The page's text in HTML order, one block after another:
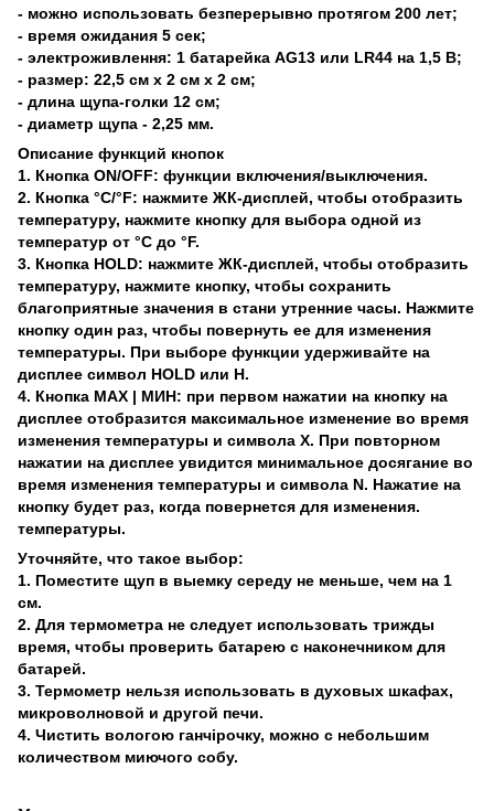
- можно использовать безперерывно протягом 200 лет;
- время ожидания 5 сек;
- электроживлення: 1 батарейка AG13 или LR44 на 1,5 В;
- размер: 22,5 см х 2 см х 2 см;
- длина щупа-голки 12 см;
- диаметр щупа - 2,25 мм.
Описание функций кнопок
1. Кнопка ON/OFF: функции включения/выключения.
2. Кнопка °С/°F: нажмите ЖК-дисплей, чтобы отобразить
температуру, нажмите кнопку для выбора одной из
температур от °С до °F.
3. Кнопка HOLD: нажмите ЖК-дисплей, чтобы отобразить
температуру, нажмите кнопку, чтобы сохранить
благоприятные значения в стани утренние часы. Нажмите
кнопку один раз, чтобы повернуть ее для изменения
температуры. При выборе функции удерживайте на
дисплее символ HOLD или H.
4. Кнопка MAX | МИН: при первом нажатии на кнопку на
дисплее отобразится максимальное изменение во время
изменения температуры и символа X. При повторном
нажатии на дисплее увидится минимальное досягание во
время изменения температуры и символа N. Нажатие на
кнопку будет раз, когда повернется для изменения.
температуры.
Уточняйте, что такое выбор:
1. Поместите щуп в выемку середу не меньше, чем на 1
см.
2. Для термометра не следует использовать трижды
время, чтобы проверить батарею с наконечником для
батарей.
3. Термометр нельзя использовать в духовых шкафах,
микроволновой и другой печи.
4. Чистить вологою ганчірочку, можно с небольшим
количеством миючого собу.